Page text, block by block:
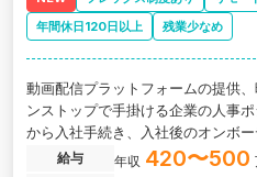
年間休日120日以上
残業少なめ
動画配信プラットフォームの提供
ンストップで手掛ける企業の人事
から入社手続き、入社後のオンボ
的にお任せします。
給与 年収 420〜500